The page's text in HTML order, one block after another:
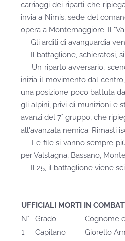
carriaggi dei riparti che
invia a Nimis, sede del
opera a Montemaggiore. Il
Gli arditi di avanguardia
Il battaglione, schieratosi,
Un riparto avversario,
inizia il movimento dal
una posizione poco battuta
gli alpini, privi di munizioni e
avanzi del 7° gruppo, che
all'avanzata nemica. Rimasti
Le file si vanno sempre più
per Valstagna, Bassano,
Il 25, il battaglione viene
UFFICIALI MORTI IN
N°
Grado Cognome
1
Capitano Giorello